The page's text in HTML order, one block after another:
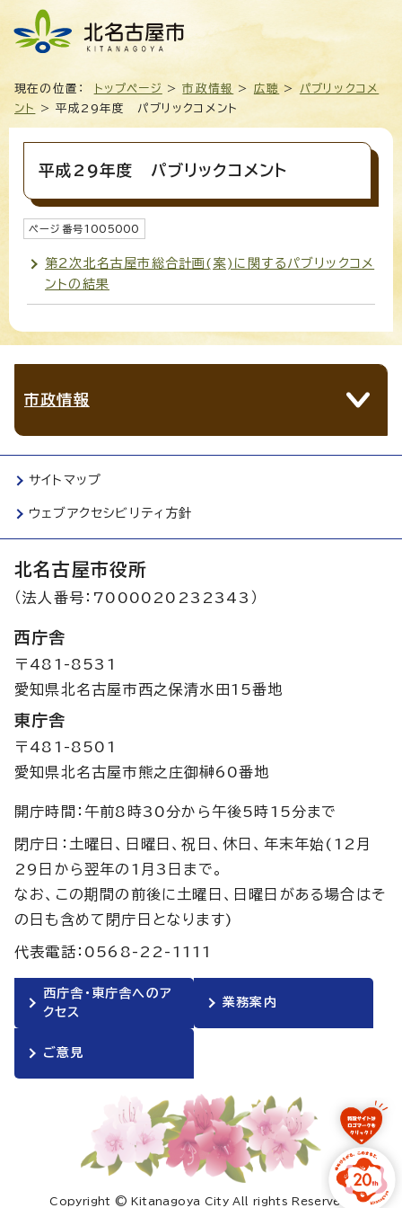
現在の位置： トップページ >市政情報 > 広聴 >
パブリックコメ
ント
> 平成29年度 パブリックコメント
平成29年度 パブリックコメント
ページ番号1005000
第2次北名古屋市総合計画(案)に関するパブリックコメ
ントの結果
市政情報
サイトマップ
ウェブアクセシビリティ方針
北名古屋市役所
（法人番号：7000020232343）
西庁舎
〒481-8531
愛知県北名古屋市西之保清水田15番地
東庁舎
〒481-8501
愛知県北名古屋市熊之庄御榊60番地
開庁時間：午前8時30分から午後5時15分まで
閉庁日：土曜日、日曜日、祝日、休日、年末年始(12月
29日から翌年の1月3日まで。
なお、この期間の前後に土曜日、日曜日がある場合はそ
の日も含めて閉庁日となります)
代表電話：0568-22-1111
西庁舎・東庁舎へのア
クセス
業務案内
ご意見
Copyright © Kitanagoya City All rights Reserved.